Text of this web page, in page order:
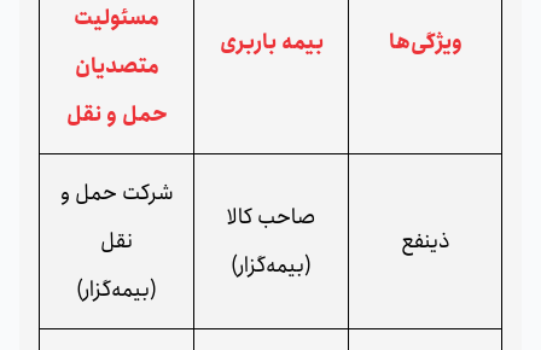
ویژگی‌ها بیمه باربری
مسئولیت
متصدیان
حمل‌ و نقل
ذینفع
صاحب کالا
(بیمه‌گزار)
شرکت حمل‌ و
نقل
(بیمه‌گزار)